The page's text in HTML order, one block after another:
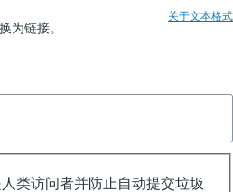
关于文本格式
为链接。
类访问者并防止自动提交垃圾